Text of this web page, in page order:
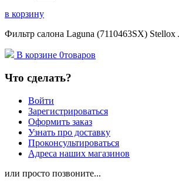
в корзину
Фильтр салона Laguna (7110463SX) Stellox
В корзине 0товаров
Что сделать?
Войти
Зарегистрироваться
Оформить заказ
Узнать про доставку
Проконсультироваться
Адреса наших магазинов
или просто позвоните...